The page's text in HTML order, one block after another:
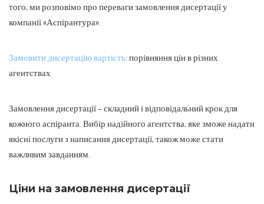
того, ми розповімо про переваги замовлення дисертації у
компанії «Аспірантура».
Замовити дисертацію вартість: порівняння цін в різних
агентствах
Замовлення дисертації – складний і відповідальний крок для
кожного аспіранта. Вибір надійного агентства, яке зможе надати
якісні послуги з написання дисертації, також може стати
важливим завданням.
Ціни на замовлення дисертації